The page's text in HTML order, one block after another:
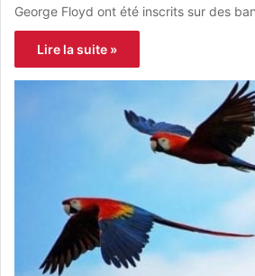
George Floyd ont été inscrits sur des
Lire la suite »